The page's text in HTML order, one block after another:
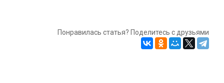
Понравилась статья? Поделитесь с друзьями